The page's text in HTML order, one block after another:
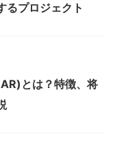
るプロジェクト
とは？特徴、将